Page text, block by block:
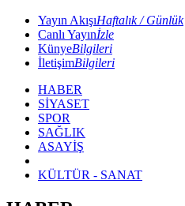
Yayın AkışıHaftalık / Günlük
Canlı Yayınİzle
KünyeBilgileri
İletişimBilgileri
HABER
SİYASET
SPOR
SAĞLIK
ASAYİŞ
KÜLTÜR - SANAT